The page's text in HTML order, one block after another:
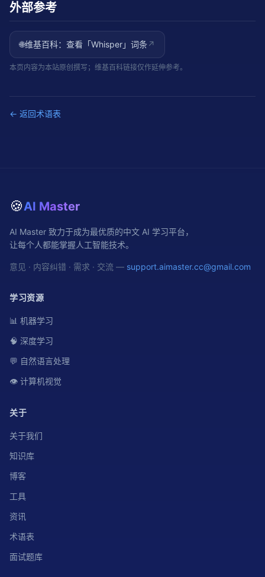
深度解读其技术架构、核心创新和与传统 TTS 的本质差
异。
外部参考
🌐维基百科：查看「Whisper」词条↗
本页内容为本站原创撰写；维基百科链接仅作延伸参考。
← 返回术语表
🍪AI Master
AI Master 致力于成为最优质的中文 AI 学习平台，
让每个人都能掌握人工智能技术。
意见 · 内容纠错 · 需求 · 交流 — support.aimaster.cc@gmail.com
学习资源
📊 机器学习
🧠 深度学习
💬 自然语言处理
👁️ 计算机视觉
关于
关于我们
知识库
博客
工具
资讯
术语表
面试题库